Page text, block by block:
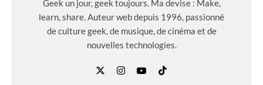
Geek un jour, geek toujours. Ma devise : Make,
learn, share. Auteur web depuis 1996, passionné
de culture geek, de musique, de cinéma et de
nouvelles technologies.